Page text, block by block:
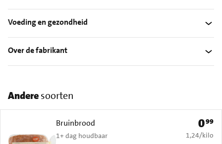
Voeding en gezondheid
Over de fabrikant
Anderesoorten
Bruinbrood
1+ dag houdbaar
Prijs:
099
€ 1,24 per
1,24/kilo